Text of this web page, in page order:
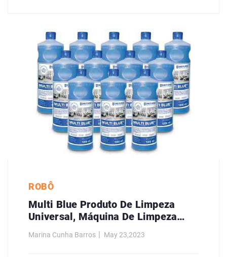
ROBÔ
Multi Blue Produto De Limpeza
Universal, Máquina De Limpeza
Automática, Caixa De Cartão (12 X
1 L Garrafa)
Marina Cunha Barros May 23,2023